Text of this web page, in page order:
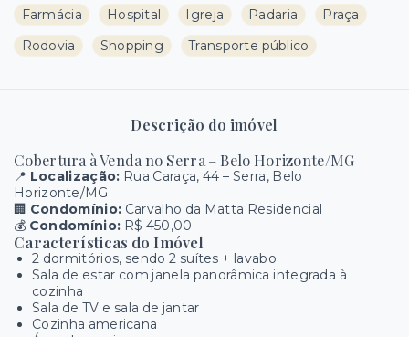
Farmácia
Hospital Igreja Padaria
Praça
Rodovia
Shopping Transporte público
Descrição do imóvel
Cobertura à Venda no Serra – Belo Horizonte/MG
📍 Localização: Rua Caraça, 44 – Serra, Belo
Horizonte/MG
🏢 Condomínio: Carvalho da Matta Residencial
💰 Condomínio: R$ 450,00
Características do Imóvel
2 dormitórios, sendo 2 suítes + lavabo
Sala de estar com janela panorâmica integrada à
cozinha
Sala de TV e sala de jantar
Cozinha americana